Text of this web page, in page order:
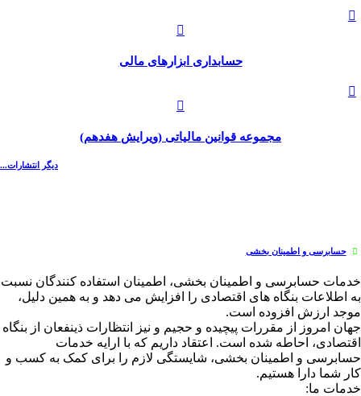
حسابداری ابزارهای مالی
مجموعه قوانین مالیاتی (ویرایش هفدهم)
دیگر انتشارات...
حسابرسی و اطمینان بخشی
خدمات حسابرسی و اطمینان بخشی، اطمینان استفاده کنندگان نسبت
به اطلاعات بنگاه های اقتصادی را افزایش می دهد و به همین دلیل،
موجد ارزش افزوده است.
جهان امروز از مقررات پیچیده و حجیم و نیز انتظارات ذینفعان از بنگاه
اقتصادی، احاطه شده است. اعتقاد داریم که با ارایه خدمات
حسابرسی و اطمینان بخشی، شایستگی لازم را برای کمک به کسب و
کار شما دارا هستیم.
خدمات ما: